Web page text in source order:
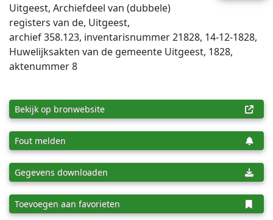
Uitgeest, Archiefdeel van (dubbele)
registers van de, Uitgeest,
archief 358.123, inventaris­num­mer 21828, 14-12-1828,
Huwelijksakten van de gemeente Uitgeest, 1828,
aktenummer 8
Bekijk op bronwebsite
Fout melden
Gegevens downloaden
Toevoegen aan favorieten